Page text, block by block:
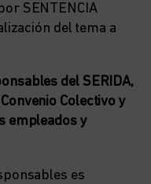
SENTENCIA
del tema a
del SERIDA,
Colectivo y
empleados y
es